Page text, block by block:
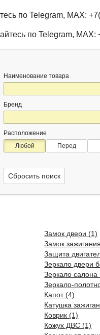
по Telegram, MAX:
по Telegram, MAX:
Наименование товара
Бренд
Расположение
Любой
Перед
Сбросить поиск
Замок двери (1)
Замок
Защита
Зеркало двери
Зеркало салона
Зеркало-
Капот (4)
Катушка
Коврик (1)
Кожух ДВС (1)